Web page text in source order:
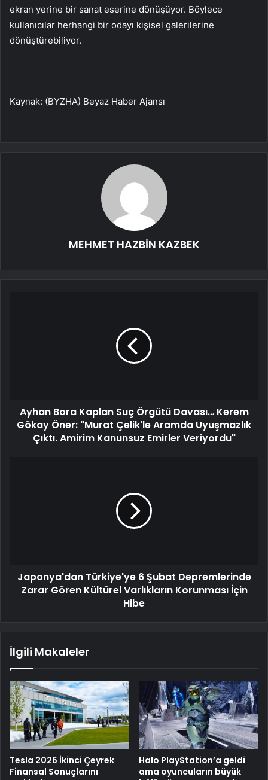
ekran yerine bir sanat eserine dönüşüyor. Böylece
kullanıcılar herhangi bir odayı kişisel galerilerine
dönüştürebiliyor.
Kaynak: (BYZHA) Beyaz Haber Ajansı
MEHMET HAZBİN KAZBEK
Ayhan Bora Kaplan Suç Örgütü Davası… Kerem
Gökay Öner: "Murat Çelik'le Aramda Uyuşmazlık
Çıktı. Amirim Kanunsuz Emirler Veriyordu"
Japonya'dan Türkiye'ye 6 Şubat Depremlerinde
Zarar Gören Kültürel Varlıkların Korunması İçin
Hibe
İlgili Makaleler
Tesla 2026 İkinci Çeyrek
Finansal Sonuçlarını
Halo PlayStation’a geldi
ama oyuncuların büyük